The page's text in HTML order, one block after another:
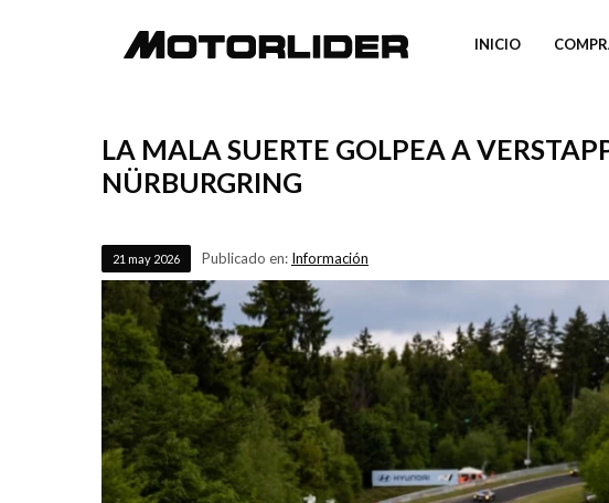
INICIO
LA MALA SUERTE GOLPEA A
NÜRBURGRING
21 may 2026 Publicado en: Información